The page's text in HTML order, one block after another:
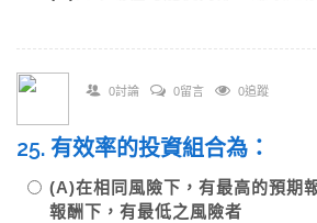
0討論 0留言 0追蹤
25. 有效率的投資組合為：
(A)在相同風險下，有最高的預期
報酬下，有最低之風險者